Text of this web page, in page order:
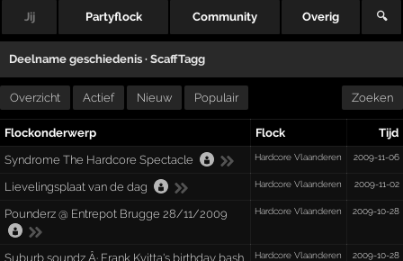
Jij Partyflock Community Overig 🔍
Deelname geschiedenis ·ScaffTagg
Overzicht Actief Nieuw Populair Zoeken
Flockonderwerp Flock
Tijd
Syndrome The Hardcore Spectacle
Hardcore Vlaanderen 2009-11-06
Lievelingsplaat van de dag Hardcore Vlaanderen 2009-11-02
Pounderz @ Entrepot Brugge 28/11/2009 Hardcore Vlaanderen 2009-10-28
Suburb soundz Â· Frank Kvitta's birthday bash Hardcore Vlaanderen 2009-10-28